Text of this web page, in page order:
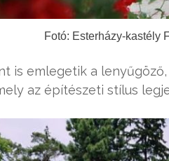
Fotó: Esterházy-kastély
is emlegetik a
az építészeti stílus